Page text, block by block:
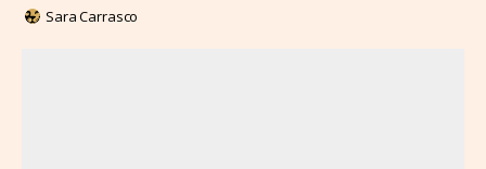
Sara Carrasco